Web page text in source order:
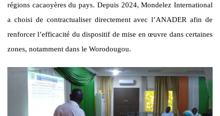
régions cacaoyères du pays. Depuis 2024, Mondelez International
a choisi de contractualiser directement avec l’ANADER afin de
renforcer l’efficacité du dispositif de mise en œuvre dans certaines
zones, notamment dans le Worodougou.